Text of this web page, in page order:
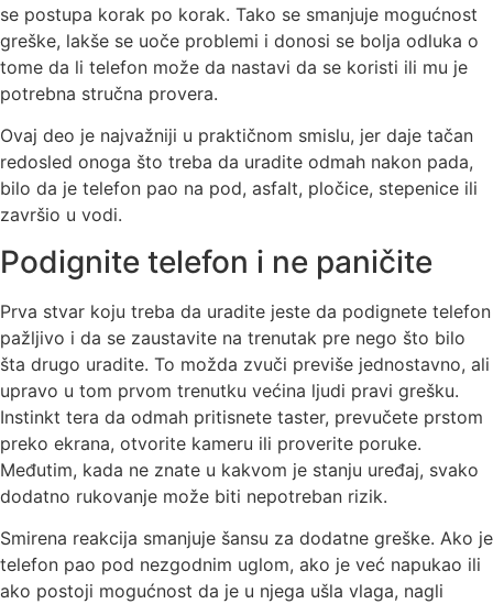
se postupa korak po korak. Tako se smanjuje mogućnost
greške, lakše se uoče problemi i donosi se bolja odluka o
tome da li telefon može da nastavi da se koristi ili mu je
potrebna stručna provera.
Ovaj deo je najvažniji u praktičnom smislu, jer daje tačan
redosled onoga što treba da uradite odmah nakon pada,
bilo da je telefon pao na pod, asfalt, pločice, stepenice ili
završio u vodi.
Podignite telefon i ne paničite
Prva stvar koju treba da uradite jeste da podignete telefon
pažljivo i da se zaustavite na trenutak pre nego što bilo
šta drugo uradite. To možda zvuči previše jednostavno, ali
upravo u tom prvom trenutku većina ljudi pravi grešku.
Instinkt tera da odmah pritisnete taster, prevučete prstom
preko ekrana, otvorite kameru ili proverite poruke.
Međutim, kada ne znate u kakvom je stanju uređaj, svako
dodatno rukovanje može biti nepotreban rizik.
Smirena reakcija smanjuje šansu za dodatne greške. Ako je
telefon pao pod nezgodnim uglom, ako je već napukao ili
ako postoji mogućnost da je u njega ušla vlaga, nagli